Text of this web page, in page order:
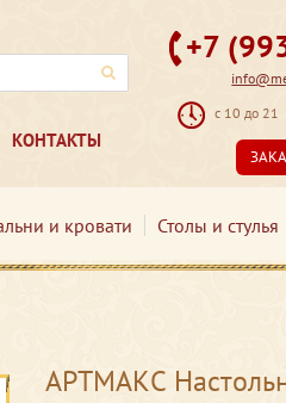
КОНТАКТЫ
+7
с 10 до 21
и кровати Столы и стулья
АРТМАКС